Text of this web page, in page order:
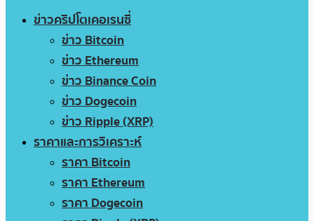
ข่าวคริปโตเคอเรนซี่
ข่าว Bitcoin
ข่าว Ethereum
ข่าว Binance Coin
ข่าว Dogecoin
ข่าว Ripple (XRP)
ราคาและการวิเคราะห์
ราคา Bitcoin
ราคา Ethereum
ราคา Dogecoin